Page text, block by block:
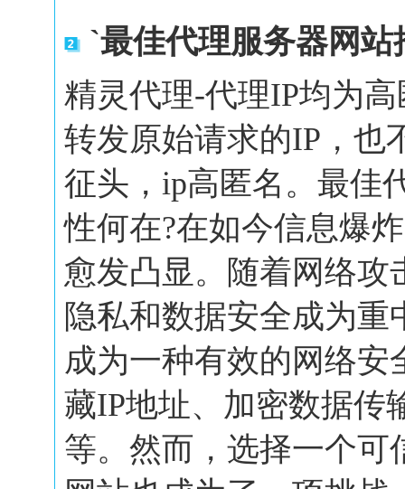
`最佳代理服务器网
精灵代理-代理IP均为
转发原始请求的IP，也
征头，ip高匿名。最佳
性何在?在如今信息爆
愈发凸显。随着网络攻
隐私和数据安全成为
成为一种有效的网络
藏IP地址、加密数据传
等。然而，选择一个可